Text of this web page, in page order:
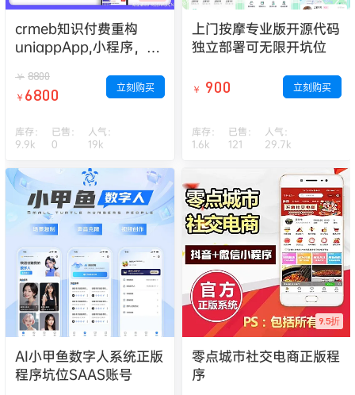
crmeb知识付费重构
uniappApp,小程序，
￥ 8800
￥ 6800 立刻购买
库存：
9.9k
已售：
0
人气：
19k
上门按摩专业版开源代码
独立部署可无限开坑位
￥ 900 立刻购买
库存：
1.6k
已售：
121
人气：
29.7k
AI小甲鱼数字人系统正版
程序坑位SAAS账号
9.5折
零点城市社交电商正版程
序